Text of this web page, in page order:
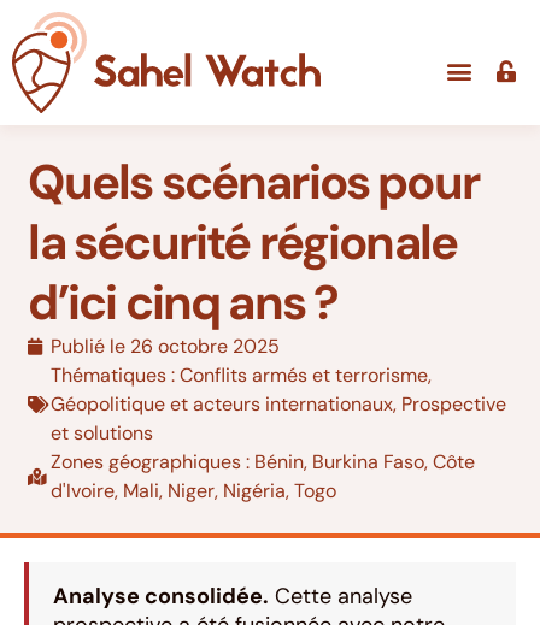
Quels scénarios pour
la sécurité régionale
d’ici cinq ans ?
Publié le 26 octobre 2025
Thématiques :Conflits armés et terrorisme,
Géopolitique et acteurs internationaux, Prospective
et solutions
Zones géographiques : Bénin, Burkina Faso,Côte
d'Ivoire, Mali, Niger, Nigéria,Togo
Analyse consolidée. Cette analyse